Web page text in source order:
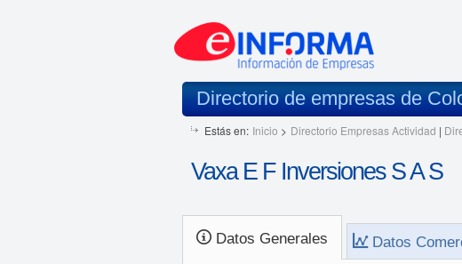
Directorio de empresas de
Estás en: Inicio > Directorio Empresas Actividad |
Vaxa E F Inversiones S A S
Datos Generales Datos